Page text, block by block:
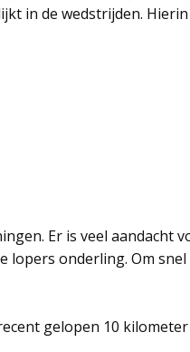
in de wedstrijden.
Er is veel aandacht
onderling. Om
gelopen 10 kilometer